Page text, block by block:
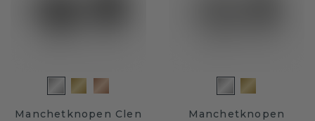
Manchetknopen Clen
Manchetknopen